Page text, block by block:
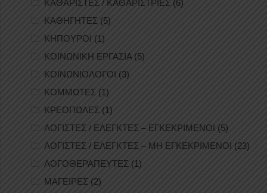
ΚΑΘΑΡΙΣΤΕΣ / ΚΑΘΑΡΙΣΤΡΙΕΣ (6)
ΚΑΘΗΓΗΤΕΣ (5)
ΚΗΠΟΥΡΟΙ (1)
ΚΟΙΝΩΝΙΚΗ ΕΡΓΑΣΙΑ(5)
ΚΟΙΝΩΝΙΟΛΟΓΟΙ (3)
ΚΟΜΜΩΤΕΣ (1)
ΚΡΕΟΠΩΛΕΣ (1)
ΛΟΓΙΣΤΕΣ / ΕΛΕΓΚΤΕΣ – ΕΓΚΕΚΡΙΜΕΝΟΙ (5)
ΛΟΓΙΣΤΕΣ / ΕΛΕΓΚΤΕΣ – ΜΗ ΕΓΚΕΚΡΙΜΕΝΟΙ (23)
ΛΟΓΟΘΕΡΑΠΕΥΤΕΣ (1)
ΜΑΓΕΙΡΕΣ (2)